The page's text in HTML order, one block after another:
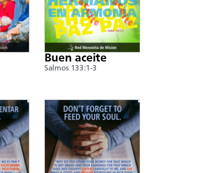
Buen aceite
Salmos 133:1-3